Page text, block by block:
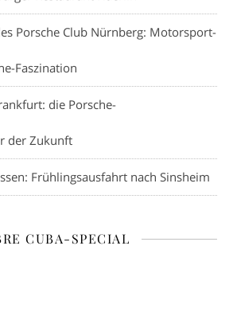
Porsche Club Nürnberg: Motorsport-
Faszination
die Porsche-
der Zukunft
Frühlingsausfahrt nach Sinsheim
CUBA-SPECIAL